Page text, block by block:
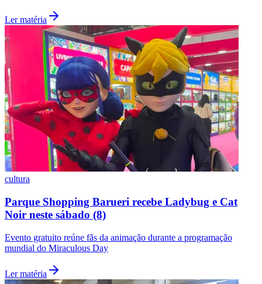
Vasco
Ler matéria
cultura
Parque Shopping Barueri recebe Ladybug e Cat
Noir neste sábado (8)
Evento gratuito reúne fãs da animação durante a programação
mundial do Miraculous Day
Ler matéria